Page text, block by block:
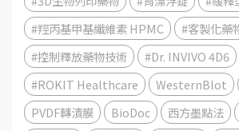
#羥丙基甲基纖維素 HPMC
#客製化藥
#控制釋放藥物技術
#Dr. INVIVO 4D6
#ROKIT Healthcare
WesternBlot
PVDF轉漬膜
BioDoc 西方墨點法